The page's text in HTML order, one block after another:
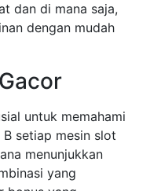
dan di mana saja,
dengan mudah
untuk memahami
setiap mesin slot
menunjukkan
yang